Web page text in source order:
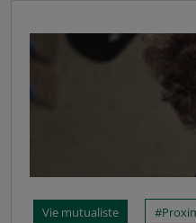
Vie mutualiste